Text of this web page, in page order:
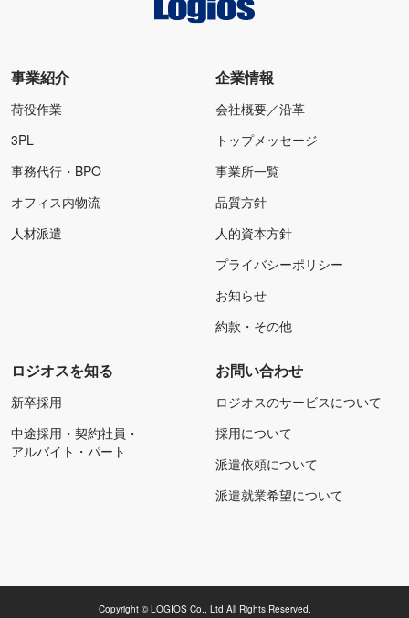
事業紹介
荷役作業
3PL
事務代行・BPO
オフィス内物流
人材派遣
企業情報
会社概要／沿革
トップメッセージ
事業所一覧
品質方針
人的資本方針
プライバシーポリシー
お知らせ
約款・その他
ロジオスを知る
新卒採用
中途採用・契約社員・
アルバイト・パート
お問い合わせ
ロジオスのサービスについて
採用について
派遣依頼について
派遣就業希望について
Copyright © LOGIOS Co., Ltd All Rights Reserved.